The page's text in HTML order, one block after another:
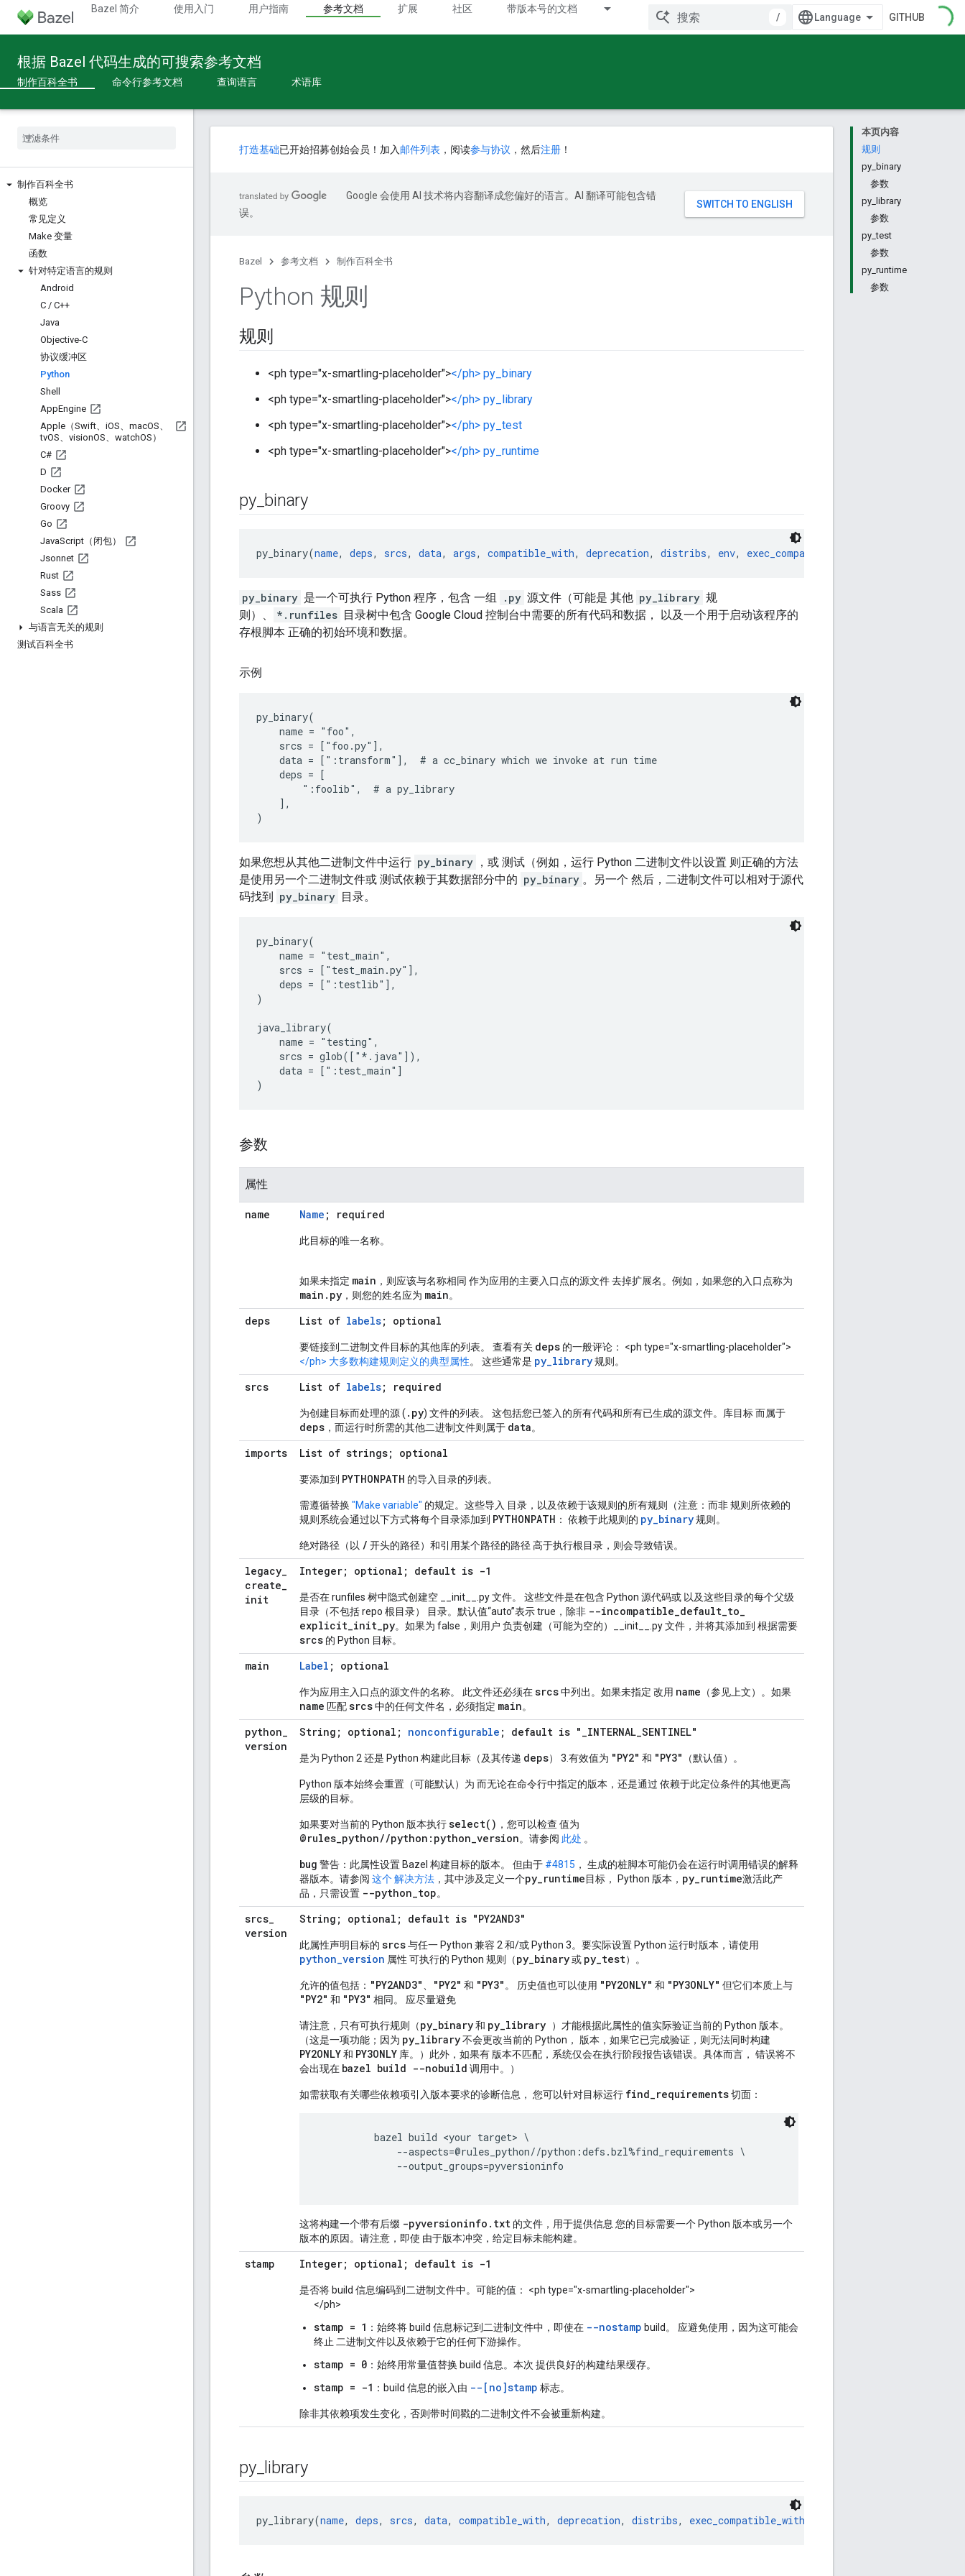
Bazel 简介 使用入门 用户指南 参考文档 扩展 社区 带版本号的文档
/ GITHUB
根据 Bazel 代码生成的可搜索参考文档
制作百科全书 命令行参考文档 查询语言 术语库
制作百科全书
概览
常见定义
Make 变量
函数
针对特定语言的规则
Android
C / C++
Java
Objective-C
协议缓冲区
Python
Shell
AppEngine
Apple（Swift、iOS、macOS、
tvOS、visionOS、watchOS）
C#
D
Docker
Groovy
Go
JavaScript（闭包）
Jsonnet
Rust
Sass
Scala
与语言无关的规则
测试百科全书
本页内容
规则
py_binary
参数
py_library
参数
py_test
参数
py_runtime
参数
打造基础已开始招募创始会员！加入 邮件列表 ，阅读参与协议 ，然后注册 ！
Google 会使用 AI 技术将内容翻译成您偏好的语言。AI 翻译可能包含错
误。
Bazel 参考文档 制作百科全书
Python 规则
规则
<ph type="x-smartling-placeholder"></ph> py_binary
<ph type="x-smartling-placeholder"></ph> py_library
<ph type="x-smartling-placeholder"></ph> py_test
<ph type="x-smartling-placeholder"></ph> py_runtime
py_ binary
py_binary(name, deps, srcs, data, args, compatible_with, deprecation, distribs, env, exec_compatible_with
py_binary 是一个可执行 Python 程序，包含 一组 .py 源文件（可能是 其他 py_library 规
则）、
*.runfiles 目录树中包含 Google Cloud 控制台中需要的所有代码和数据， 以及一个用于启动该程序的
存根脚本 正确的初始环境和数据。
示例
py_binary(
    name = "foo",
    srcs = ["foo.py"],
    data = [":transform"],  # a cc_binary which we invoke at run time
    deps = [
        ":foolib",  # a py_library
    ],
如果您想从其他二进制文件中运行 py_binary ，或 测试（例如，运行 Python 二进制文件以设置 则正确的方法
是使用另一个二进制文件或 测试依赖于其数据部分中的 py_binary 。另一个 然后，二进制文件可以相对于源代
码找到 py_binary 目录。
py_binary(
    name = "test_main",
    srcs = ["test_main.py"],
    deps = [":testlib"],
)
java_library(
    name = "testing",
    srcs = glob(["*.java"]),
    data = [":test_main"]
参数
属性
name Name ; required
此目标的唯一名称。
如果未指定 main ，则应该与名称相同 作为应用的主要入口点的源文件 去掉扩展名。例如，如果您的入口点称为
main . py ，则您的姓名应为 main。
deps List of labels; optional
要链接到二进制文件目标的其他库的列表。 查看有关 deps 的一般评论： <ph type="x-smartling-placeholder">
</ph> 大多数构建规则定义的典型属性。 这些通常是 py_library规则。
srcs List of labels; required
为创建目标而处理的源 ( . py) 文件的列表。 这包括您已签入的所有代码和所有已生成的源文件。库目标 而属于
deps ，而运行时所需的其他二进制文件则属于 data。
imports List of strings; optional
要添加到 PYTHONPATH 的导入目录的列表。
需遵循替换 "Make variable" 的规定。这些导入 目录，以及依赖于该规则的所有规则（注意：而非 规则所依赖的
规则系统会通过以下方式将每个目录添加到 PYTHONPATH ： 依赖于此规则的 py_binary规则。
绝对路径（以 / 开头的路径）和引用某个路径的路径 高于执行根目录，则会导致错误。
legacy_
create_
init
Integer; optional; default is -1
是否在 runfiles 树中隐式创建空 __init__.py 文件。 这些文件是在包含 Python 源代码或 以及这些目录的每个父级
目录（不包括 repo 根目录） 目录。默认值“auto”表示 true，除非 --incompatible_default_to_
explicit_init_py。如果为 false，则用户 负责创建（可能为空的）__init__.py 文件，并将其添加到 根据需要
srcs 的 Python 目标。
main Label ; optional
作为应用主入口点的源文件的名称。 此文件还必须在srcs中列出。如果未指定 改用 name （参见上文）。如果
name 匹配srcs中的任何文件名，必须指定 main。
python_
version
String; optional; nonconfigurable ; default is "_INTERNAL_SENTINEL"
是为 Python 2 还是 Python 构建此目标（及其传递 deps） 3.有效值为 "PY2" 和 "PY3" （默认值）。
Python 版本始终会重置（可能默认）为 而无论在命令行中指定的版本，还是通过 依赖于此定位条件的其他更高
层级的目标。
如果要对当前的 Python 版本执行select() ，您可以检查 值为
@rules_python//python:python_version。请参阅 此处 。
bug 警告 ：此属性设置 Bazel 构建目标的版本。 但由于 #4815 ， 生成的桩脚本可能仍会在运行时调用错误的解释
器版本。请参阅 这个 解决方法 ，其中涉及定义一个py_runtime目标， Python 版本， py_runtime激活此产
品，只需设置 --python_top。
srcs_
version
String; optional; default is "PY2AND3"
此属性声明目标的 srcs与任一 Python 兼容 2 和/或 Python 3。要实际设置 Python 运行时版本，请使用
python_version 属性 可执行的 Python 规则（py_binary或 py_test）。
允许的值包括： "PY2AND3" "PY2" 和 "PY3" 。 历史值也可以使用 "PY2ONLY" 和 "PY3ONLY" 但它们本质上与
"PY2" 和 "PY3" 相同。 应尽量避免
请注意，只有可执行规则（py_binary和 py_library
）才能根据此属性的值实际验证当前的 Python 版本。
（这是一项功能；因为 py_library不会更改当前的 Python， 版本，如果它已完成验证，则无法同时构建
PY2ONLY和 PY3ONLY 库。）此外，如果有 版本不匹配，系统仅会在执行阶段报告该错误。具体而言， 错误将不
会出现在 bazel build --nobuild 调用中。）
如需获取有关哪些依赖项引入版本要求的诊断信息， 您可以针对目标运行 find_requirements切面：
          bazel build <your target> \
              --aspects=@rules_python//python:defs.bzl%find_requirements \
              --output_groups=pyversioninfo
这将构建一个带有后缀 -pyversioninfo . txt 的文件，用于提供信息 您的目标需要一个 Python 版本或另一个
版本的原因。请注意，即使 由于版本冲突，给定目标未能构建。
stamp Integer; optional; default is -1
是否将 build 信息编码到二进制文件中。可能的值： <ph type="x-smartling-placeholder">
</ph>
stamp = 1 ：始终将 build 信息标记到二进制文件中，即使在 --nostamp build。 应避免使用 ，因为这可能会
终止 二进制文件以及依赖于它的任何下游操作。
stamp = 0 ：始终用常量值替换 build 信息。本次 提供良好的构建结果缓存。
stamp = -1 ：build 信息的嵌入由 --[no]stamp 标志。
除非其依赖项发生变化，否则带时间戳的二进制文件不会被重新构建。
py_ library
py_library(name, deps, srcs, data, compatible_with, deprecation, distribs, exec_compatible_with